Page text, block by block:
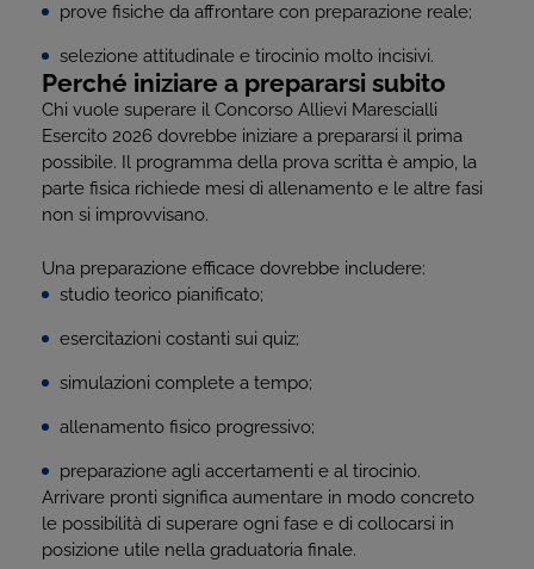
prove fisiche da affrontare con preparazione reale;
selezione attitudinale e tirocinio molto incisivi.
Perché iniziare a prepararsi subito
Chi vuole superare il Concorso Allievi Marescialli
Esercito 2026 dovrebbe iniziare a prepararsi il prima
possibile. Il programma della prova scritta è ampio, la
parte fisica richiede mesi di allenamento e le altre fasi
non si improvvisano.
Una preparazione efficace dovrebbe includere:
studio teorico pianificato;
esercitazioni costanti sui quiz;
simulazioni complete a tempo;
allenamento fisico progressivo;
preparazione agli accertamenti e al tirocinio.
Arrivare pronti significa aumentare in modo concreto
le possibilità di superare ogni fase e di collocarsi in
posizione utile nella graduatoria finale.